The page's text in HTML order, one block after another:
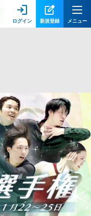
ログイン 新規登録 メニュー